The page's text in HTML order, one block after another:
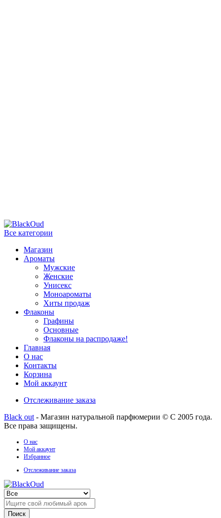
Все категории
Магазин
Ароматы
Мужские
Женские
Унисекс
Моноароматы
Хиты продаж
Флаконы
Графины
Основные
Флаконы на распродаже!
Главная
О нас
Контакты
Корзина
Мой аккаунт
Отслеживание заказа
Black out - Магазин натуральной парфюмерии © С 2005 года.
Все права защищены.
О нас
Мой аккаунт
Избранное
Отслеживание заказа
Поиск